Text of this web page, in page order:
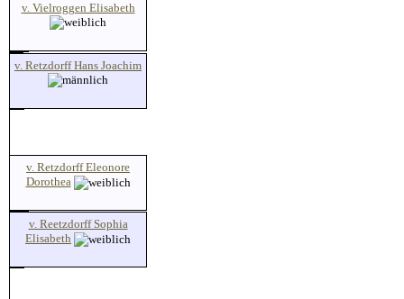
v. Vielroggen Elisabeth
v. Retzdorff Hans Joachim
v. Retzdorff Eleonore
Dorothea
v. Reetzdorff Sophia
Elisabeth